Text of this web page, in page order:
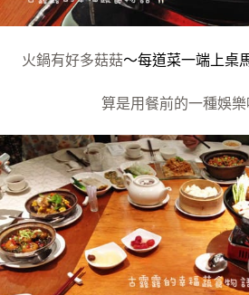
火鍋有好多菇菇～每道菜一端上桌
算是用餐前的一種娛樂